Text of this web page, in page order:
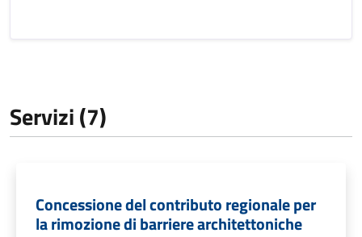
Servizi (7)
Concessione del contributo regionale per
la rimozione di barriere architettoniche